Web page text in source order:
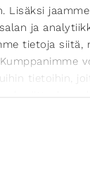
Lisäksi
ja
tietoja siitä,
tietoihin,
Timo-Pekka
Äänen väri:
Kielet: suomi